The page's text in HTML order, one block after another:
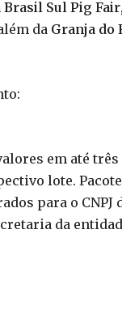
Brasil Sul Pig Fair
da Granja do
em até três
lote.
para o
da